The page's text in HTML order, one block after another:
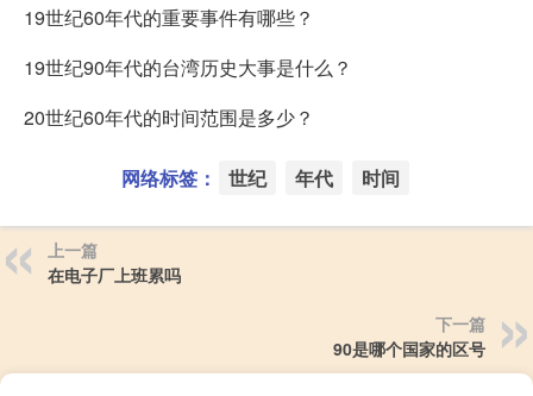
19世纪60年代的重要事件有哪些？
19世纪90年代的台湾历史大事是什么？
20世纪60年代的时间范围是多少？
网络标签： 世纪 年代 时间
上一篇
在电子厂上班累吗
下一篇
90是哪个国家的区号